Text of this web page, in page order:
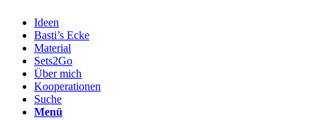
Ideen
Basti’s Ecke
Material
Sets2Go
Über mich
Kooperationen
Suche
Menü